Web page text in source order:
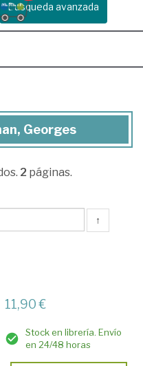
Busqueda avanzada
Georges
2 páginas.
↑
11,90 €
Stock en librería. Envío
en 24/48 horas